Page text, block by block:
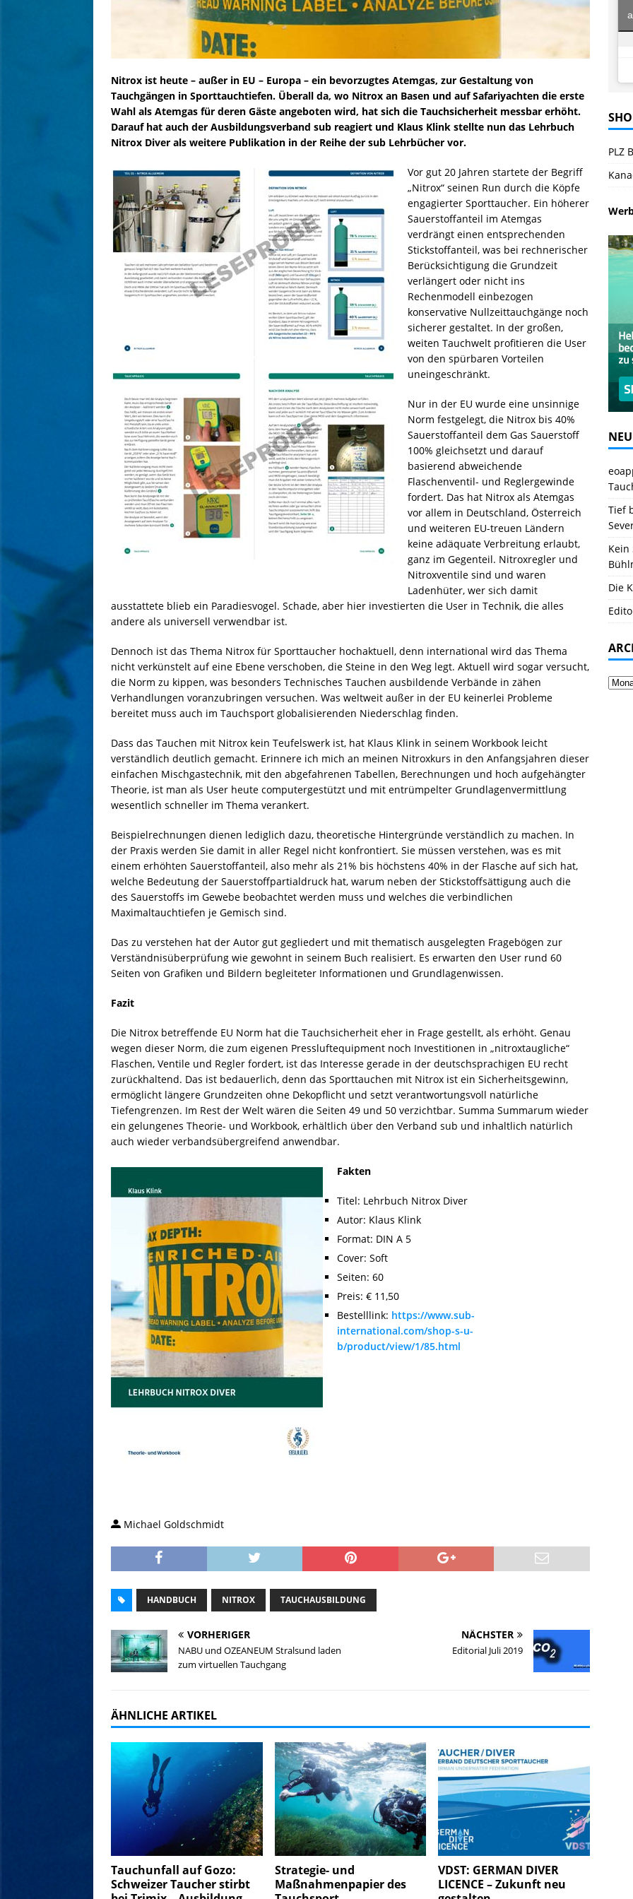
Nitrox ist heute – außer in EU – Europa – ein bevorzugtes Atemgas, zur Gestaltung von
Tauchgängen in Sporttauchtiefen. Überall da, wo Nitrox an Basen und auf Safariyachten die erste
Wahl als Atemgas für deren Gäste angeboten wird, hat sich die Tauchsicherheit messbar erhöht.
Darauf hat auch der Ausbildungsverband sub reagiert und Klaus Klink stellte nun das Lehrbuch
Nitrox Diver als weitere Publikation in der Reihe der sub Lehrbücher vor.
Vor gut 20 Jahren startete der Begriff
„Nitrox“ seinen Run durch die Köpfe
engagierter Sporttaucher. Ein höherer
Sauerstoffanteil im Atemgas
verdrängt einen entsprechenden
Stickstoffanteil, was bei rechnerischer
Berücksichtigung die Grundzeit
verlängert oder nicht ins
Rechenmodell einbezogen
konservative Nullzeittauchgänge noch
sicherer gestaltet. In der großen,
weiten Tauchwelt profitieren die User
von den spürbaren Vorteilen
uneingeschränkt.
Nur in der EU wurde eine unsinnige
Norm festgelegt, die Nitrox bis 40%
Sauerstoffanteil dem Gas Sauerstoff
100% gleichsetzt und darauf
basierend abweichende
Flaschenventil- und Reglergewinde
fordert. Das hat Nitrox als Atemgas
vor allem in Deutschland, Österreich
und weiteren EU-treuen Ländern
keine adäquate Verbreitung erlaubt,
ganz im Gegenteil. Nitroxregler und
Nitroxventile sind und waren
Ladenhüter, wer sich damit
ausstattete blieb ein Paradiesvogel. Schade, aber hier investierten die User in Technik, die alles
andere als universell verwendbar ist.
Dennoch ist das Thema Nitrox für Sporttaucher hochaktuell, denn international wird das Thema
nicht verkünstelt auf eine Ebene verschoben, die Steine in den Weg legt. Aktuell wird sogar versucht,
die Norm zu kippen, was besonders Technisches Tauchen ausbildende Verbände in zähen
Verhandlungen voranzubringen versuchen. Was weltweit außer in der EU keinerlei Probleme
bereitet muss auch im Tauchsport globalisierenden Niederschlag finden.
Dass das Tauchen mit Nitrox kein Teufelswerk ist, hat Klaus Klink in seinem Workbook leicht
verständlich deutlich gemacht. Erinnere ich mich an meinen Nitroxkurs in den Anfangsjahren dieser
einfachen Mischgastechnik, mit den abgefahrenen Tabellen, Berechnungen und hoch aufgehängter
Theorie, ist man als User heute computergestützt und mit entrümpelter Grundlagenvermittlung
wesentlich schneller im Thema verankert.
Beispielrechnungen dienen lediglich dazu, theoretische Hintergründe verständlich zu machen. In
der Praxis werden Sie damit in aller Regel nicht konfrontiert. Sie müssen verstehen, was es mit
einem erhöhten Sauerstoffanteil, also mehr als 21% bis höchstens 40% in der Flasche auf sich hat,
welche Bedeutung der Sauerstoffpartialdruck hat, warum neben der Stickstoffsättigung auch die
des Sauerstoffs im Gewebe beobachtet werden muss und welches die verbindlichen
Maximaltauchtiefen je Gemisch sind.
Das zu verstehen hat der Autor gut gegliedert und mit thematisch ausgelegten Fragebögen zur
Verständnisüberprüfung wie gewohnt in seinem Buch realisiert. Es erwarten den User rund 60
Seiten von Grafiken und Bildern begleiteter Informationen und Grundlagenwissen.
Fazit
Die Nitrox betreffende EU Norm hat die Tauchsicherheit eher in Frage gestellt, als erhöht. Genau
wegen dieser Norm, die zum eigenen Pressluftequipment noch Investitionen in „nitroxtaugliche“
Flaschen, Ventile und Regler fordert, ist das Interesse gerade in der deutschsprachigen EU recht
zurückhaltend. Das ist bedauerlich, denn das Sporttauchen mit Nitrox ist ein Sicherheitsgewinn,
ermöglicht längere Grundzeiten ohne Dekopflicht und setzt verantwortungsvoll natürliche
Tiefengrenzen. Im Rest der Welt wären die Seiten 49 und 50 verzichtbar. Summa Summarum wieder
ein gelungenes Theorie- und Workbook, erhältlich über den Verband sub und inhaltlich natürlich
auch wieder verbandsübergreifend anwendbar.
Fakten
Titel: Lehrbuch Nitrox Diver
Autor: Klaus Klink
Format: DIN A 5
Cover: Soft
Seiten: 60
Preis: € 11,50
Bestelllink: https://www.sub-
international.com/shop-s-u-
b/product/view/1/85.html
Michael Goldschmidt
HANDBUCH NITROX TAUCHAUSBILDUNG
VORHERIGER
NABU und OZEANEUM Stralsund laden
zum virtuellen Tauchgang
NÄCHSTER
Editorial Juli 2019
ÄHNLICHE ARTIKEL
Tauchunfall auf Gozo:
Schweizer Taucher stirbt
Strategie- und
Maßnahmenpapier des
VDST: GERMAN DIVER
LICENCE – Zukunft neu
PLZ
Tief
Die